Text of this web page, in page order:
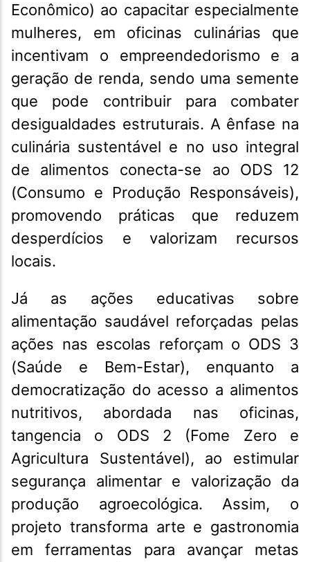
Econômico) ao capacitar especialmente
mulheres, em oficinas culinárias que
incentivam o empreendedorismo e a
geração de renda, sendo uma semente
que pode contribuir para combater
desigualdades estruturais. A ênfase na
culinária sustentável e no uso integral
de alimentos conecta-se ao ODS 12
(Consumo e Produção Responsáveis),
promovendo práticas que reduzem
desperdícios e valorizam recursos
locais.
Já as ações educativas sobre
alimentação saudável reforçadas pelas
ações nas escolas reforçam o ODS 3
(Saúde e Bem-Estar), enquanto a
democratização do acesso a alimentos
nutritivos, abordada nas oficinas,
tangencia o ODS 2 (Fome Zero e
Agricultura Sustentável), ao estimular
segurança alimentar e valorização da
produção agroecológica. Assim, o
projeto transforma arte e gastronomia
em ferramentas para avançar metas